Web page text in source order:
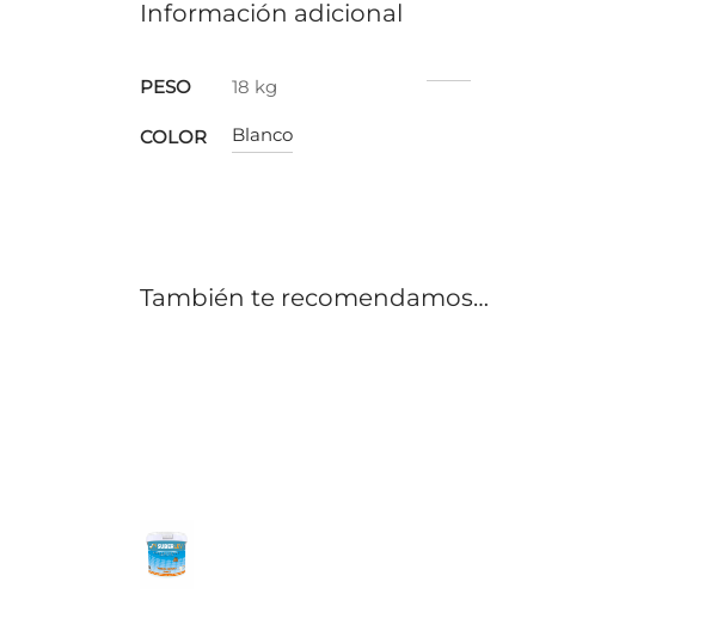
Información adicional
PESO 18 kg
COLOR Blanco
También te recomendamos…